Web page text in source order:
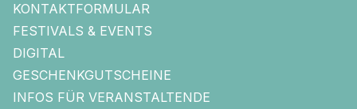
KONTAKTFORMULAR
FESTIVALS & EVENTS
DIGITAL
GESCHENKGUTSCHEINE
INFOS FÜR VERANSTALTENDE